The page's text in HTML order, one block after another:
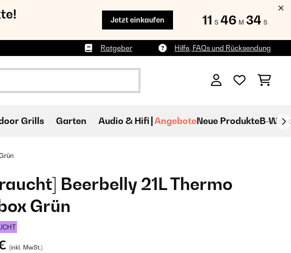
Jetzt einkaufen 11 S 46 M 33 S
Ratgeber Hilfe, FAQs und Rücksendung
Grills Garten Audio & Hifi AngeboteNeue ProdukteB-
Beerbelly 21L Thermo
Grün
(inkl. MwSt.)